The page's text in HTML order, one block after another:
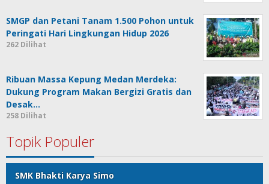
SMGP dan Petani Tanam 1.500 Pohon untuk
Peringati Hari Lingkungan Hidup 2026
262 Dilihat
Ribuan Massa Kepung Medan Merdeka:
Dukung Program Makan Bergizi Gratis dan
Desak…
258 Dilihat
Topik Populer
SMK Bhakti Karya Simo